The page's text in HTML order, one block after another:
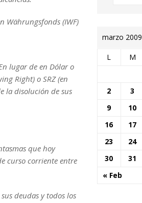
Währungsfonds (IWF)
lugar de en Dólar o
Right) o SRZ (en
la disolución de sus
que hoy
curso corriente entre
deudas y todos los
marzo 2009
L M
« Feb
2
3
9
10
16
17
23
24
30
31